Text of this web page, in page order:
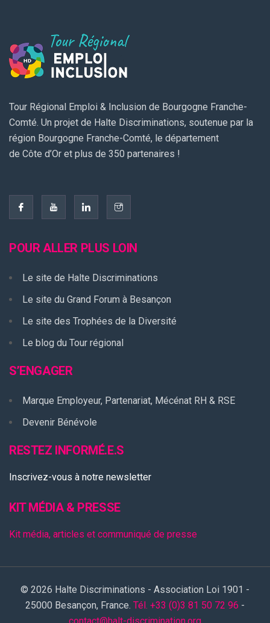
Tour Régional Emploi & Inclusion de Bourgogne Franche-
Comté. Un projet de Halte Discriminations, soutenue par la
région Bourgogne Franche-Comté, le département
de Côte d’Or et plus de 350 partenaires !
POUR ALLER PLUS LOIN
Le site de Halte Discriminations
Le site du Grand Forum à Besançon
Le site des Trophées de la Diversité
Le blog du Tour régional
S’ENGAGER
Marque Employeur, Partenariat, Mécénat RH & RSE
Devenir Bénévole
RESTEZ INFORMÉ.E.S
Inscrivez-vous à notre newsletter
KIT MÉDIA & PRESSE
Kit média, articles et communiqué de presse
© 2026 Halte Discriminations - Association Loi 1901 -
25000 Besançon, France. Tél. +33 (0)3 81 50 72 96 -